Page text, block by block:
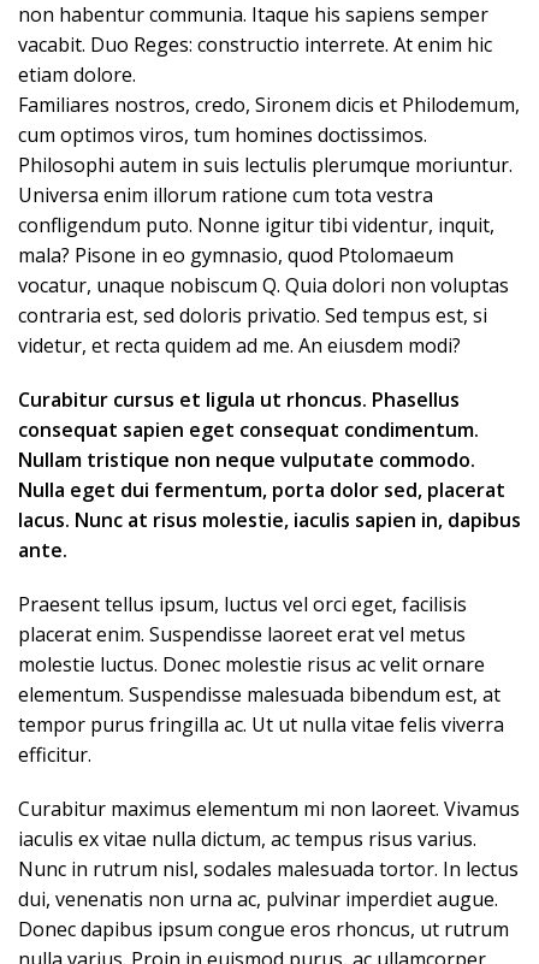
non habentur communia. Itaque his sapiens semper
vacabit. Duo Reges: constructio interrete. At enim hic
etiam dolore.
Familiares nostros, credo, Sironem dicis et Philodemum,
cum optimos viros, tum homines doctissimos.
Philosophi autem in suis lectulis plerumque moriuntur.
Universa enim illorum ratione cum tota vestra
confligendum puto. Nonne igitur tibi videntur, inquit,
mala? Pisone in eo gymnasio, quod Ptolomaeum
vocatur, unaque nobiscum Q. Quia dolori non voluptas
contraria est, sed doloris privatio. Sed tempus est, si
videtur, et recta quidem ad me. An eiusdem modi?
Curabitur cursus et ligula ut rhoncus. Phasellus
consequat sapien eget consequat condimentum.
Nullam tristique non neque vulputate commodo.
Nulla eget dui fermentum, porta dolor sed, placerat
lacus. Nunc at risus molestie, iaculis sapien in, dapibus
ante.
Praesent tellus ipsum, luctus vel orci eget, facilisis
placerat enim. Suspendisse laoreet erat vel metus
molestie luctus. Donec molestie risus ac velit ornare
elementum. Suspendisse malesuada bibendum est, at
tempor purus fringilla ac. Ut ut nulla vitae felis viverra
efficitur.
Curabitur maximus elementum mi non laoreet. Vivamus
iaculis ex vitae nulla dictum, ac tempus risus varius.
Nunc in rutrum nisl, sodales malesuada tortor. In lectus
dui, venenatis non urna ac, pulvinar imperdiet augue.
Donec dapibus ipsum congue eros rhoncus, ut rutrum